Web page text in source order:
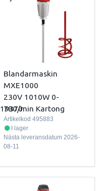
Blandarmaskin
MXE1000
230V 1010W 0-
780/min Kartong
Artikelkod 495883
I lager
Nästa leveransdatum 2026-
08-11